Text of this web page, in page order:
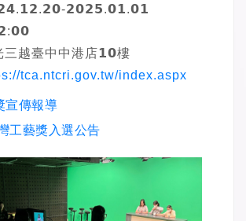
𝟮𝟬𝟮𝟱.𝟬𝟭.𝟬𝟭
三越臺中中港店𝟭𝟬樓
tca.ntcri.gov.tw/index.aspx
宣傳報導
工藝獎入選公告